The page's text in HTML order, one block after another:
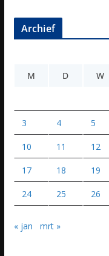
Archief
M
D W
3 4 5
10 11 12
17 18 19
24 25 26
« jan mrt »